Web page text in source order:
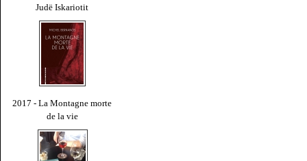
Judë Iskariotit
2017 - La Montagne morte
de la vie